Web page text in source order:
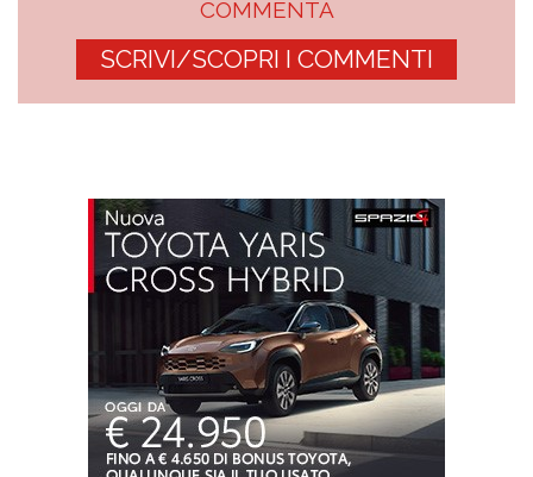
COMMENTA
SCRIVI/SCOPRI I COMMENTI